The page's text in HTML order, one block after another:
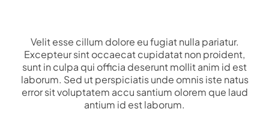
Velit esse cillum dolore eu fugiat nulla pariatur.
Excepteur sint occaecat cupidatat non proident,
sunt in culpa qui officia deserunt mollit anim id est
laborum. Sed ut perspiciatis unde omnis iste natus
error sit voluptatem accu santium olorem que laud
antium id est laborum.